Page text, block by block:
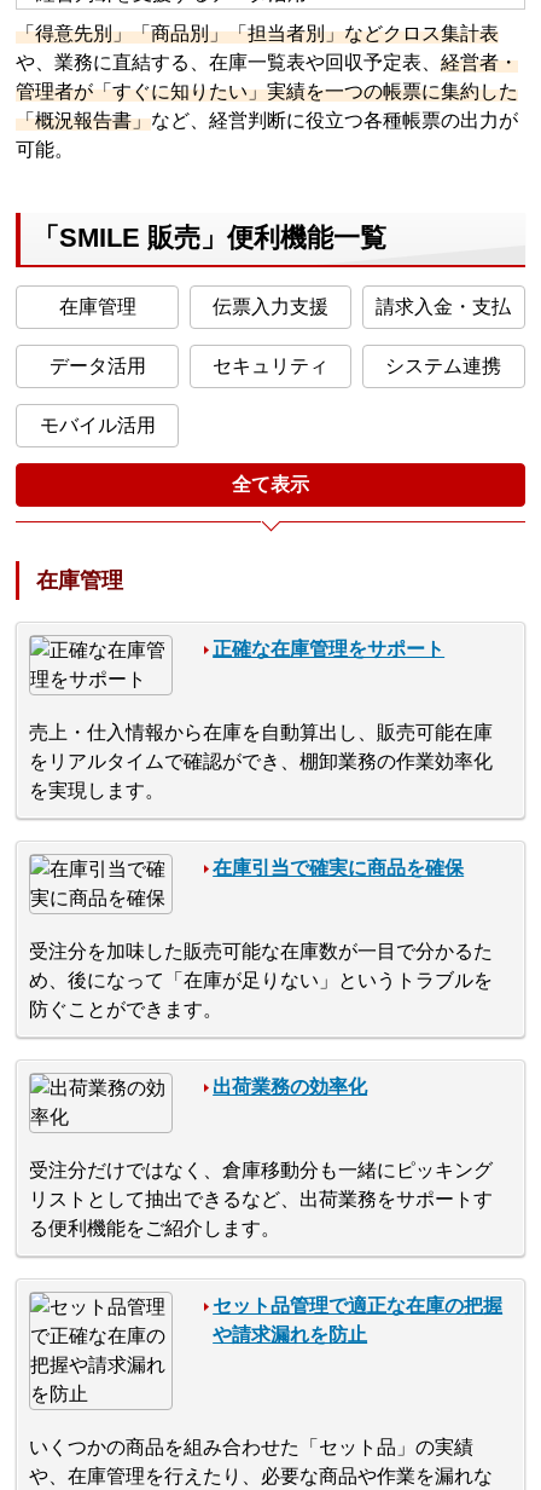
「得意先別」「商品別」「担当者別」などクロス集計表
や、業務に直結する、在庫一覧表や回収予定表、経営者・
管理者が「すぐに知りたい」実績を一つの帳票に集約した
「概況報告書」など、経営判断に役立つ各種帳票の出力が
可能。
「SMILE 販売」便利機能一覧
在庫管理 伝票入力支援 請求入金・支払
データ活用 セキュリティ システム連携
モバイル活用
全て表示
在庫管理
正確な在庫管理をサポート
売上・仕入情報から在庫を自動算出し、販売可能在庫
をリアルタイムで確認ができ、棚卸業務の作業効率化
を実現します。
在庫引当で確実に商品を確保
受注分を加味した販売可能な在庫数が一目で分かるた
め、後になって「在庫が足りない」というトラブルを
防ぐことができます。
出荷業務の効率化
受注分だけではなく、倉庫移動分も一緒にピッキング
リストとして抽出できるなど、出荷業務をサポートす
る便利機能をご紹介します。
セット品管理で適正な在庫の把握
や請求漏れを防止
いくつかの商品を組み合わせた「セット品」の実績
や、在庫管理を行えたり、必要な商品や作業を漏れな